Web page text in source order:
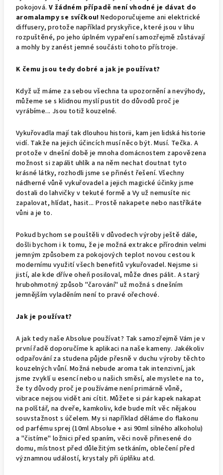
pokojová.V žádném případě není vhodné je dávat do
aromalampy se svíčkou! Nedoporučujeme ani elektrické
diffusery, protože například pryskyřice, které jsou v lihu
rozpuštěné, po jeho úplném vypaření samozřejmě zůstávají
a mohly by zanést jemné součásti tohoto přístroje.
K čemu jsou tedy dobré a jak je používat?
Když už máme za sebou všechna ta upozornění a nevýhody,
můžeme se s klidnou myslí pustit do důvodů proč je
vyrábíme... Jsou totiž kouzelné.
Vykuřovadla mají tak dlouhou historii, kam jen lidská historie
vidí. Takže na jejich účincích musí něco být. Musí. Tečka. A
protože v dnešní době je mnoha domácnostem zapovězena
možnost si zapálit uhlík a na něm nechat doutnat tyto
krásné látky, rozhodli jsme se přinést řešení. Všechny
nádherné vůně vykuřovadel a jejich magické účinky jsme
dostali do lahvičky v tekuté formě a Vy už nemusíte nic
zapalovat, hlídat, hasit... Prostě nakapete nebo nastříkáte
vůni a je to.
Pokud bychom se pouštěli v důvodech výroby ještě dále,
došli bychom i k tomu, že je možná extrakce přírodnin velmi
jemným způsobem za pokojových teplot novou cestou k
modernímu využití všech benefitů vykuřovadel. Nejsme si
jistí, ale kde dříve oheň posiloval, může dnes pálit. A starý
hrubohmotný způsob "čarování" už možná s dnešním
jemnějším vyladěním není to pravé ořechové.
Jak je používat?
A jak tedy naše Absolue používat? Tak samozřejmě Vám je v
první řadě doporučíme k aplikaci na naše kameny. Jakékoliv
odpařování za studena půjde přesně v duchu výroby těchto
kouzelných vůní. Možná nebude aroma tak intenzivní, jak
jsme zvyklí u esencí nebo u našich směsí, ale myslete na to,
že ty důvody proč je používáme není primárně vůně,
vibrace nejsou vidět ani cítit. Můžete si pár kapek nakapat
na polštář, na dveře, kamkoliv, kde bude mít věc nějakou
souvstažnost s účelem. My si například děláme do flakonu
od parfému sprej (10ml Absolue + asi 90ml silného alkoholu)
a "čistíme" ložnici před spaním, věci nově přinesené do
domu, místnost před důležitým setkáním, oblečení před
významnou událostí, krystaly při úplňku atd.